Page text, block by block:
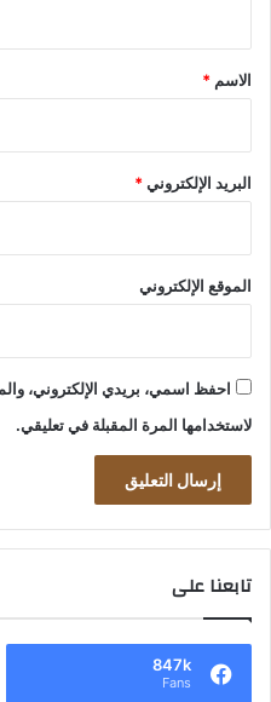
*
الاسم *
البريد الإلكتروني*
الموقع الإلكتروني
احفظ اسمي، بريدي الإلكتروني،
لاستخدامها المرة المقبلة في تعليقي.
تابعنا على
847k
Fans